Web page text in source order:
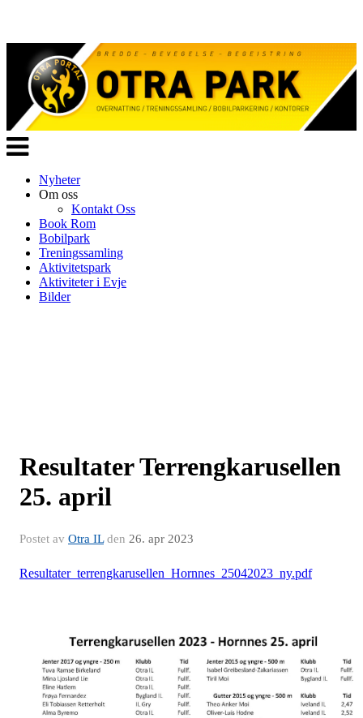
Veksle
navigasjon
Nyheter
Om oss
Kontakt Oss
Book Rom
Bobilpark
Treningssamling
Aktivitetspark
Aktiviteter i Evje
Bilder
Resultater Terrengkarusellen
25. april
Postet av Otra ILden 26. apr 2023
Resultater_terrengkarusellen_Hornnes_25042023_ny.pdf